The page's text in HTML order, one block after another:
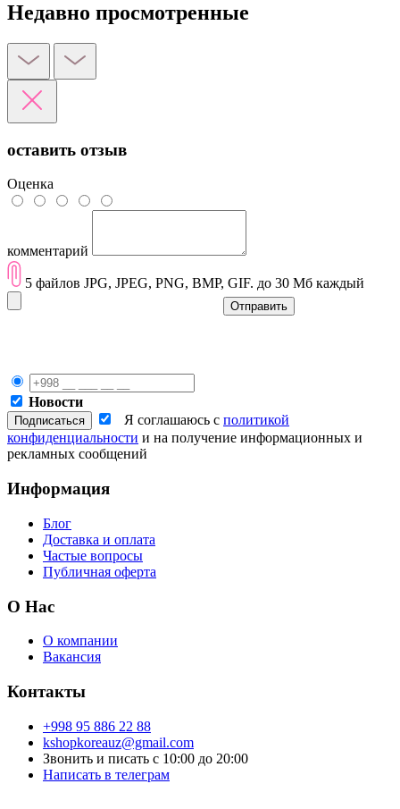
Недавно просмотренные
оставить отзыв
Оценка
комментарий
5 файлов JPG, JPEG, PNG, BMP, GIF. до 30 Мб каждый
Отправить
Новости
Я соглашаюсь с политикой
конфиденциальности и на получение информационных и
рекламных сообщений
Информация
Блог
Доставка и оплата
Частые вопросы
Публичная оферта
О Нас
О компании
Вакансия
Контакты
+998 95 886 22 88
kshopkoreauz@gmail.com
Звонить и писать с 10:00 до 20:00
Написать в телеграм